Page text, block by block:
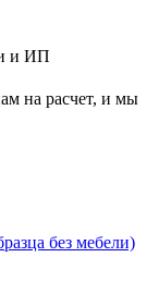
и ИП
на расчет, и мы
без мебели)